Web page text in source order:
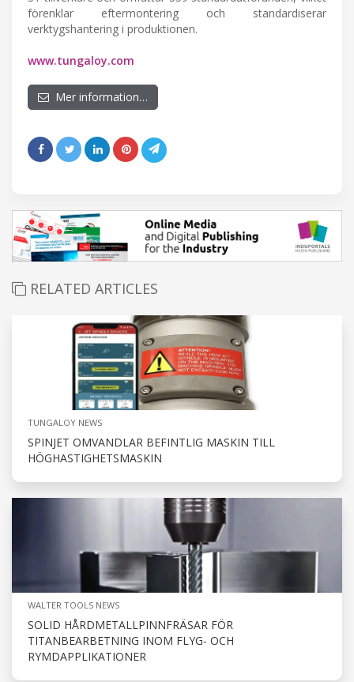
förenklar eftermontering och standardiserar
verktygshantering i produktionen.
www.tungaloy.com
Mer information…
RELATED ARTICLES
TUNGALOY NEWS
SPINJET OMVANDLAR BEFINTLIG MASKIN TILL
HÖGHASTIGHETSMASKIN
WALTER TOOLS NEWS
SOLID HÅRDMETALLPINNFRÄSAR FÖR
TITANBEARBETNING INOM FLYG- OCH
RYMDAPPLIKATIONER